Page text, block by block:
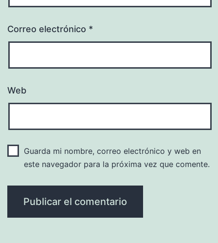
Correo electrónico *
Web
Guarda mi nombre, correo electrónico y web en
este navegador para la próxima vez que comente.